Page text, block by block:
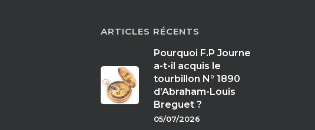
ARTICLES RÉCENTS
Pourquoi F.P Journe
a-t-il acquis le
tourbillon N° 1890
d’Abraham-Louis
Breguet ?
05/07/2026